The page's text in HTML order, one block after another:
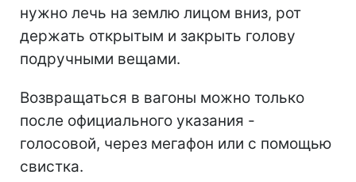
нужно лечь на землю лицом вниз, рот
держать открытым и закрыть голову
подручными вещами.
Возвращаться в вагоны можно только
после официального указания -
голосовой, через мегафон или с помощью
свистка.